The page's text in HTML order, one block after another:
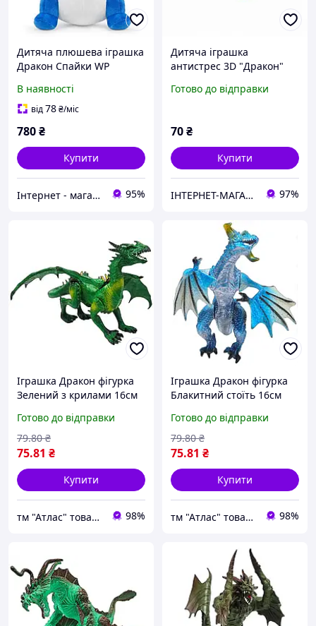
Дитяча плюшева іграшка
Дракон Спайки WP
розмір 16,5x20x21,5 см,
синя
В наявності
від78₴/міс
780₴
Купити
Інтернет - магазин "Lion" 95%
Дитяча іграшка
антистрес 3D "Дракон"
Готово до відправки
70₴
Купити
IНТЕРНЕТ-МАГАЗИН "МІЙ ДОМОВИЙ" 97%
Іграшка Дракон фігурка
Зелений з крилами 16см
Готово до відправки
75.81 ₴
79.80 ₴
Купити
тм "Атлас" товари від виробника 98%
Іграшка Дракон фігурка
Блакитний стоїть 16см
Готово до відправки
75.81 ₴
79.80 ₴
Купити
тм "Атлас" товари від виробника 98%